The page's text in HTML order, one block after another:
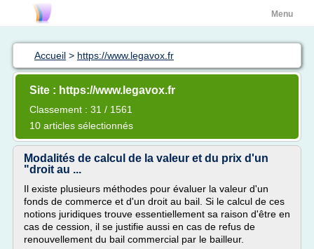
Menu
Accueil > https://www.legavox.fr
Site : https://www.legavox.fr
Classement : 31 / 1561
10 articles sélectionnés
Modalités de calcul de la valeur et du prix d'un
"droit au ...
Il existe plusieurs méthodes pour évaluer la valeur d'un
fonds de commerce et d'un droit au bail. Si le calcul de ces
notions juridiques trouve essentiellement sa raison d'être en
cas de cession, il se justifie aussi en cas de refus de
renouvellement du bail commercial par le bailleur.